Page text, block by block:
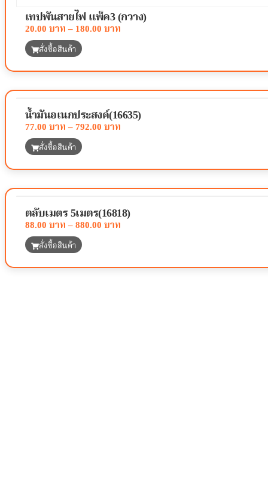
เทปพันสายไฟ แพ็ค3 (กวาง)
20.00 – 180.00
สั่งซื้อสินค้า
น้ำมันอเนกประสงค์(16635)
77.00 –792.00
สั่งซื้อสินค้า
ตลับเมตร 5เมตร(16818)
88.00 –880.00
สั่งซื้อสินค้า